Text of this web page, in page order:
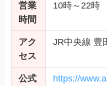
営業
時間
10時～22時
アク
セス
JR中央線 豊
公式
https://